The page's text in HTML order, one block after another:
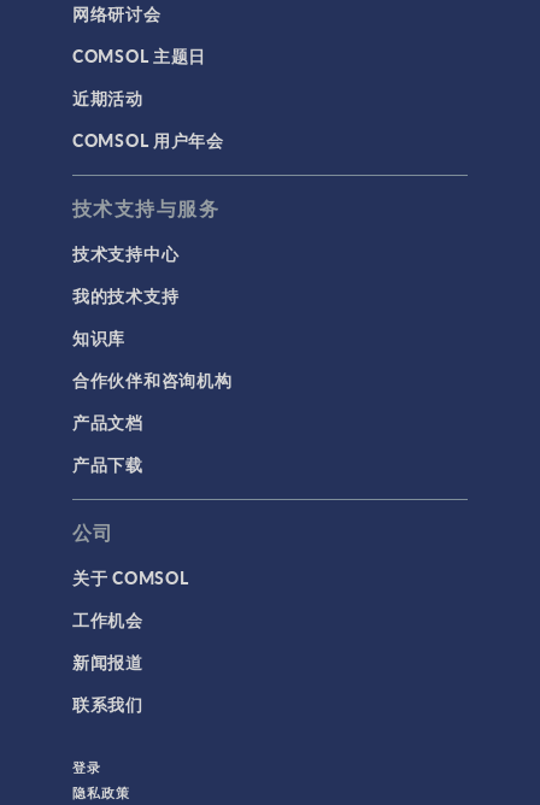
网络研讨会
COMSOL 主题日
近期活动
COMSOL 用户年会
技术支持与服务
技术支持中心
我的技术支持
知识库
合作伙伴和咨询机构
产品文档
产品下载
公司
关于 COMSOL
工作机会
新闻报道
联系我们
登录
隐私政策